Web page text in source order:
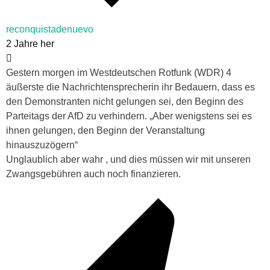
reconquistadenuevo
2 Jahre her
Gestern morgen im Westdeutschen Rotfunk (WDR) 4
äußerste die Nachrichtensprecherin ihr Bedauern, dass es
den Demonstranten nicht gelungen sei, den Beginn des
Parteitags der AfD zu verhindern. „Aber wenigstens sei es
ihnen gelungen, den Beginn der Veranstaltung
hinauszuzögern“
Unglaublich aber wahr , und dies müssen wir mit unseren
Zwangsgebühren auch noch finanzieren.